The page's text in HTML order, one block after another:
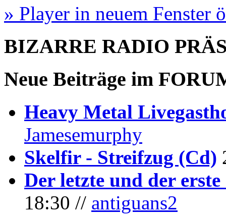
» Player in neuem Fenster
BIZARRE RADIO
Neue Beiträge im
Heavy Metal
Jamesemurphy
Skelfir - Streifzug (Cd)
Der letzte und der erste
18:30 // antiguans2